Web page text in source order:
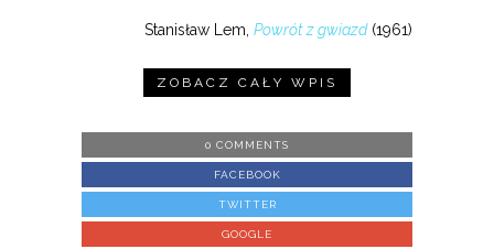
Stanisław Lem, Powrót z gwiazd(1961)
ZOBACZ CAŁY WPIS
0 COMMENTS
FACEBOOK
TWITTER
GOOGLE